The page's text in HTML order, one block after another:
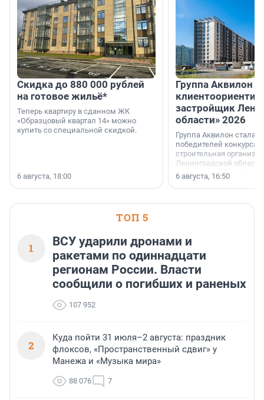
Скидка до 880 000 рублей
на готовое жильё*
Теперь квартиру в сданном ЖК
«Образцовый квартал 14» можно
купить со специальной скидкой.
6 августа, 18:00
Группа Аквилон
застройщик
области» 2026
Группа Аквилон стала
победителей конкурса
строительная
Ленинградской области
номинации «Самый
застройщик
области».
6 августа, 16:50
ТОП 5
1
ВСУ ударили дронами и
ракетами по одиннадцати
регионам России. Власти
сообщили о погибших и раненых
107 952
2
Куда пойти 31 июля–2 августа: праздник
флоксов, «Пространственный сдвиг» у
Манежа и «Музыка мира»
88 076 7